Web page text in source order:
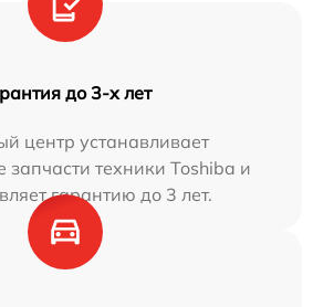
до 3-х лет
центр устанавливает
запчасти техники Toshiba и
гарантию до 3 лет.